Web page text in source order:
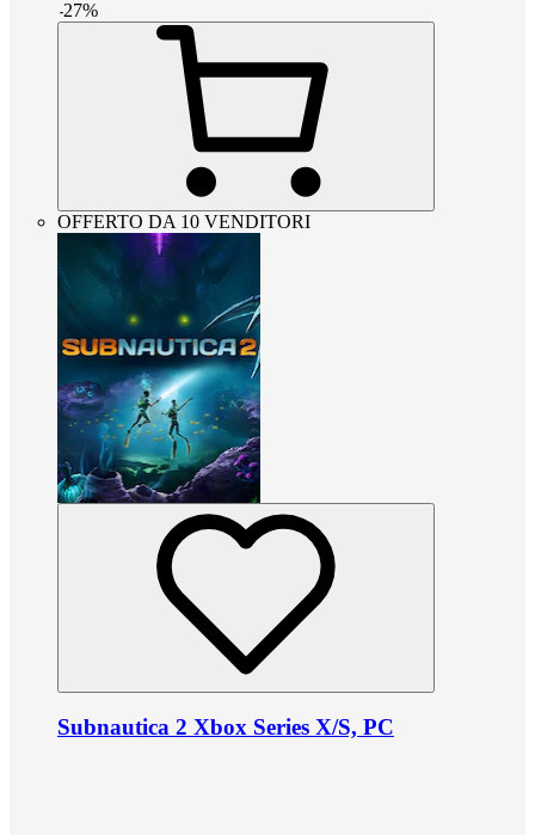
-27%
OFFERTO DA 10 VENDITORI
Subnautica 2 Xbox Series X/S, PC